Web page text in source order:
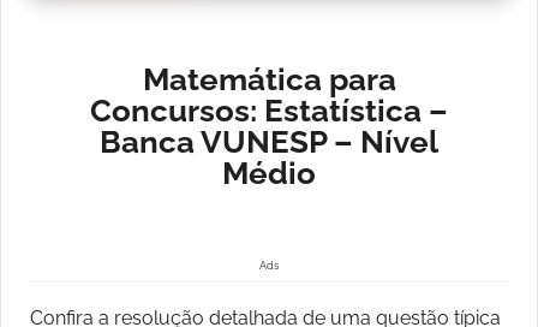
Matemática para
Concursos: Estatística –
Banca VUNESP – Nível
Médio
Ads
Confira a resolução detalhada de uma questão típica